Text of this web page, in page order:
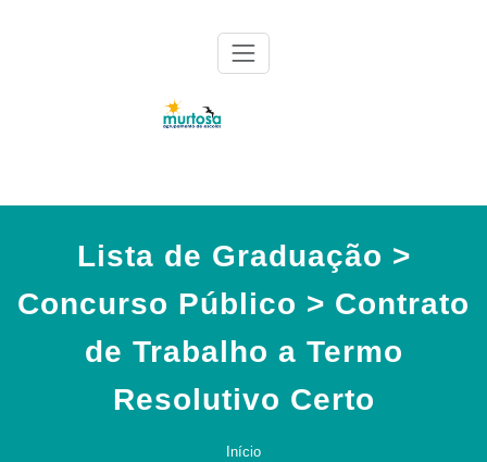
Lista de Graduação >
Concurso Público > Contrato
de Trabalho a Termo
Resolutivo Certo
Início